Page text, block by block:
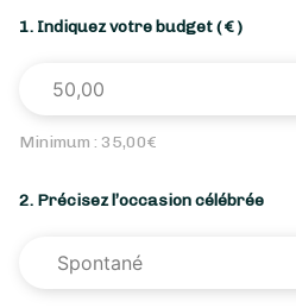
1. Indiquez votre budget( € )
Minimum : 35,00€
2. Précisez l’occasion célébrée